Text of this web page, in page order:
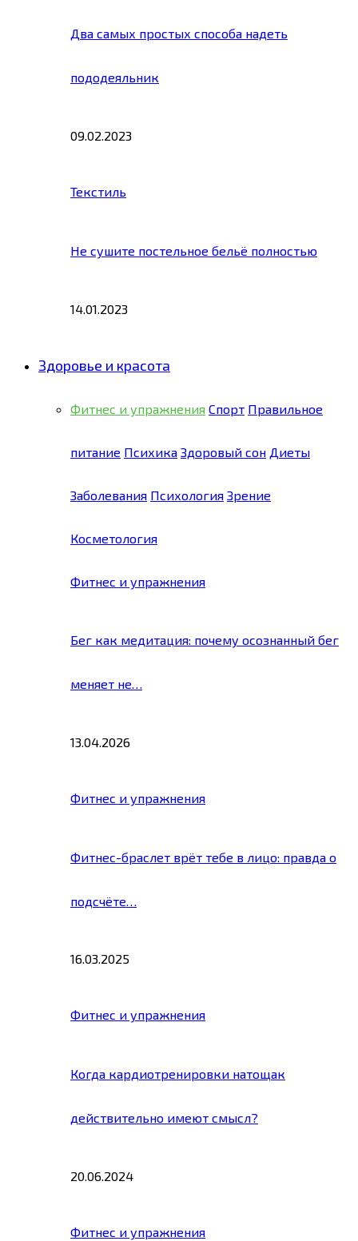
Два самых простых способа надеть
пододеяльник
09.02.2023
Текстиль
Не сушите постельное бельё полностью
14.01.2023
Здоровье и красота
Фитнес и упражнения Спорт Правильное
питание Психика Здоровый сон Диеты
Заболевания Психология Зрение
Косметология
Фитнес и упражнения
Бег как медитация: почему осознанный бег
меняет не…
13.04.2026
Фитнес и упражнения
Фитнес-браслет врёт тебе в лицо: правда о
подсчёте…
16.03.2025
Фитнес и упражнения
Когда кардиотренировки натощак
действительно имеют смысл?
20.06.2024
Фитнес и упражнения